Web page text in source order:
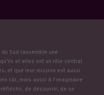
Sud rassemble une
et elles ont un rôle central
et que leur mission est aussi
sûr, mais aussi à l'imaginaire
de découvrir, de se